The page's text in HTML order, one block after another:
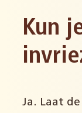
Kun
Ja. Laat